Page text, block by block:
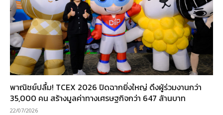
พาณิชย์ปลื้ม! TCEX 2026 ปิดฉากยิ่งใหญ่ ดึงผู้ร่วมงานกว่า
35,000 คน สร้างมูลค่าทางเศรษฐกิจกว่า 647 ล้านบาท
22/07/2026